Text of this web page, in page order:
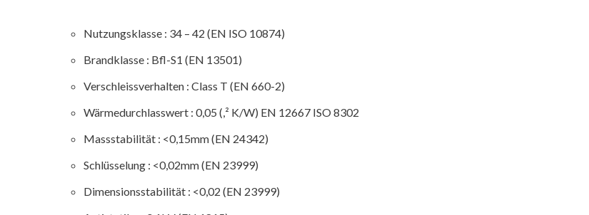
Nutzungsklasse : 34 – 42 (EN ISO 10874)
Brandklasse : Bfl-S1 (EN 13501)
Verschleissverhalten : Class T (EN 660-2)
Wärmedurchlasswert : 0,05 (,² K/W) EN 12667 ISO 8302
Massstabilität : <0,15mm (EN 24342)
Schlüsselung : <0,02mm (EN 23999)
Dimensionsstabilität : <0,02 (EN 23999)